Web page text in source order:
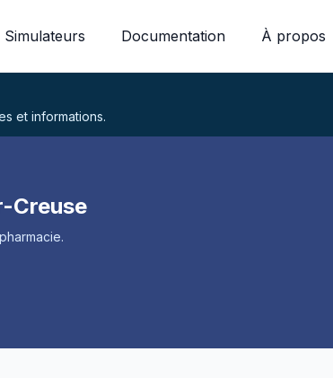
Simulateurs Documentation À propos
et informations.
Creuse